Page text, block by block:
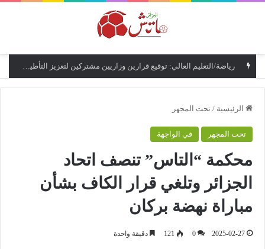
رياضة/التعليم العالي: توقيع قرارين وزاريين مشتركين لتعزيز التأطير البيداغوجي لمؤسسات التكوين الرياضي
الرئيسية / تحت المجهر
تحت المجهر في الواجهة
محكمة “التاس” تنصف اتحاد
الجزائر وتلغي قرار الكاف بشأن
مباراة نهضة بركان
2025-02-27
0
121 دقيقة واحدة